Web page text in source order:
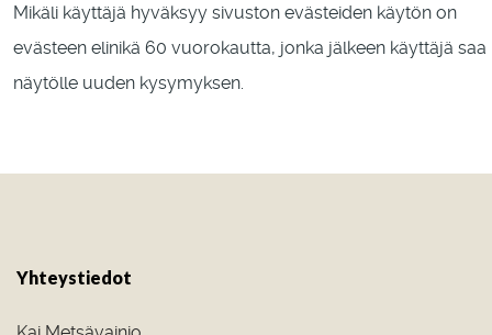
Mikäli käyttäjä hyväksyy sivuston evästeiden käytön on
evästeen elinikä 60 vuorokautta, jonka jälkeen käyttäjä saa
näytölle uuden kysymyksen.
Yhteystiedot